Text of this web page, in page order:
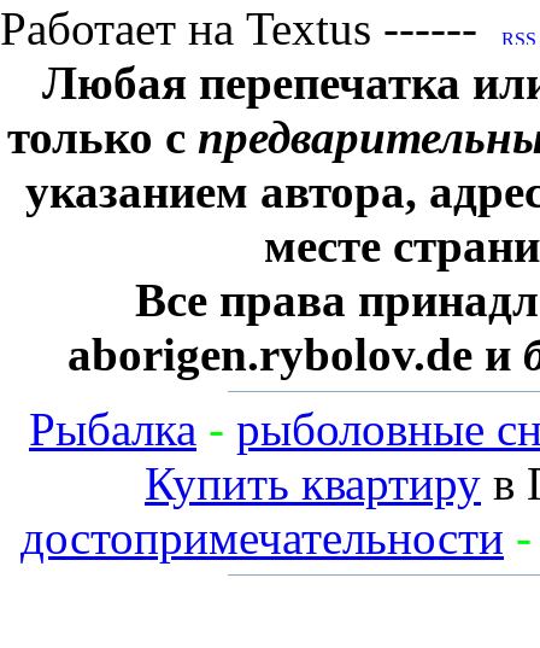
Работает на Textus ------
Любая перепечатка
только с
указанием автора,
месте
Все права
aborigen.rybolov.de и
Рыбалка - рыболовные
Купить квартиру в
достопримечательности